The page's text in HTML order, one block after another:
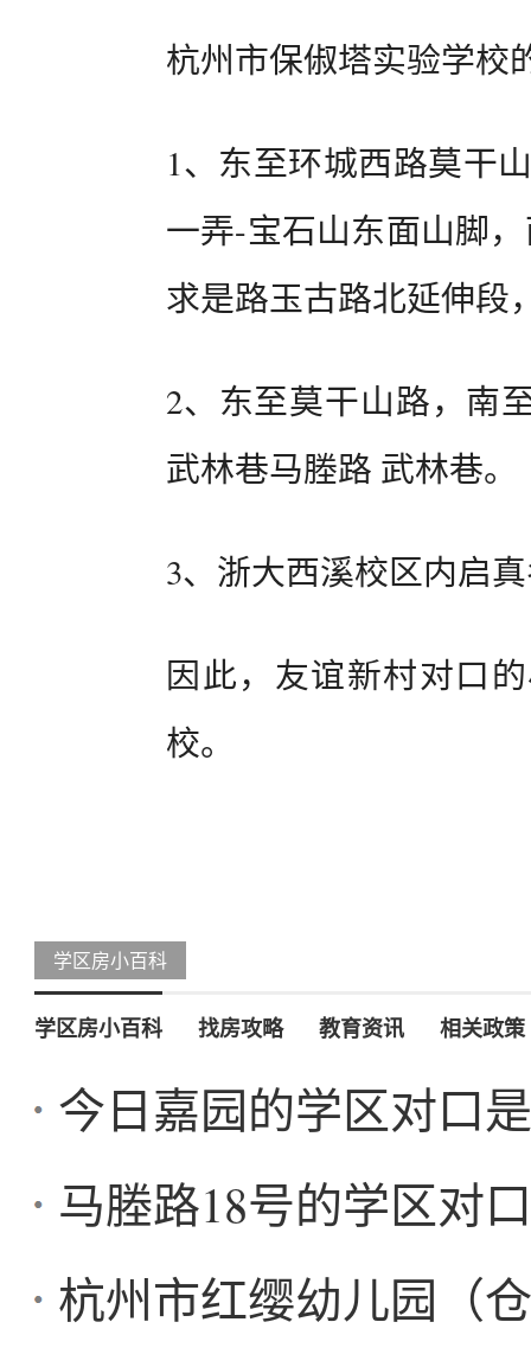
杭州市保俶塔实验学校
1、东至环城西路莫干
一弄-宝石山东面山脚
求是路玉古路北延伸段
2、东至莫干山路，南
武林巷马塍路 武林巷。
3、浙大西溪校区内启
因此，友谊新村对口
校。
学区房小百科
学区房小百科 找房攻略 教育资讯 相关政策
今日嘉园的学区对口
马塍路18号的学区对
杭州市红缨幼儿园（